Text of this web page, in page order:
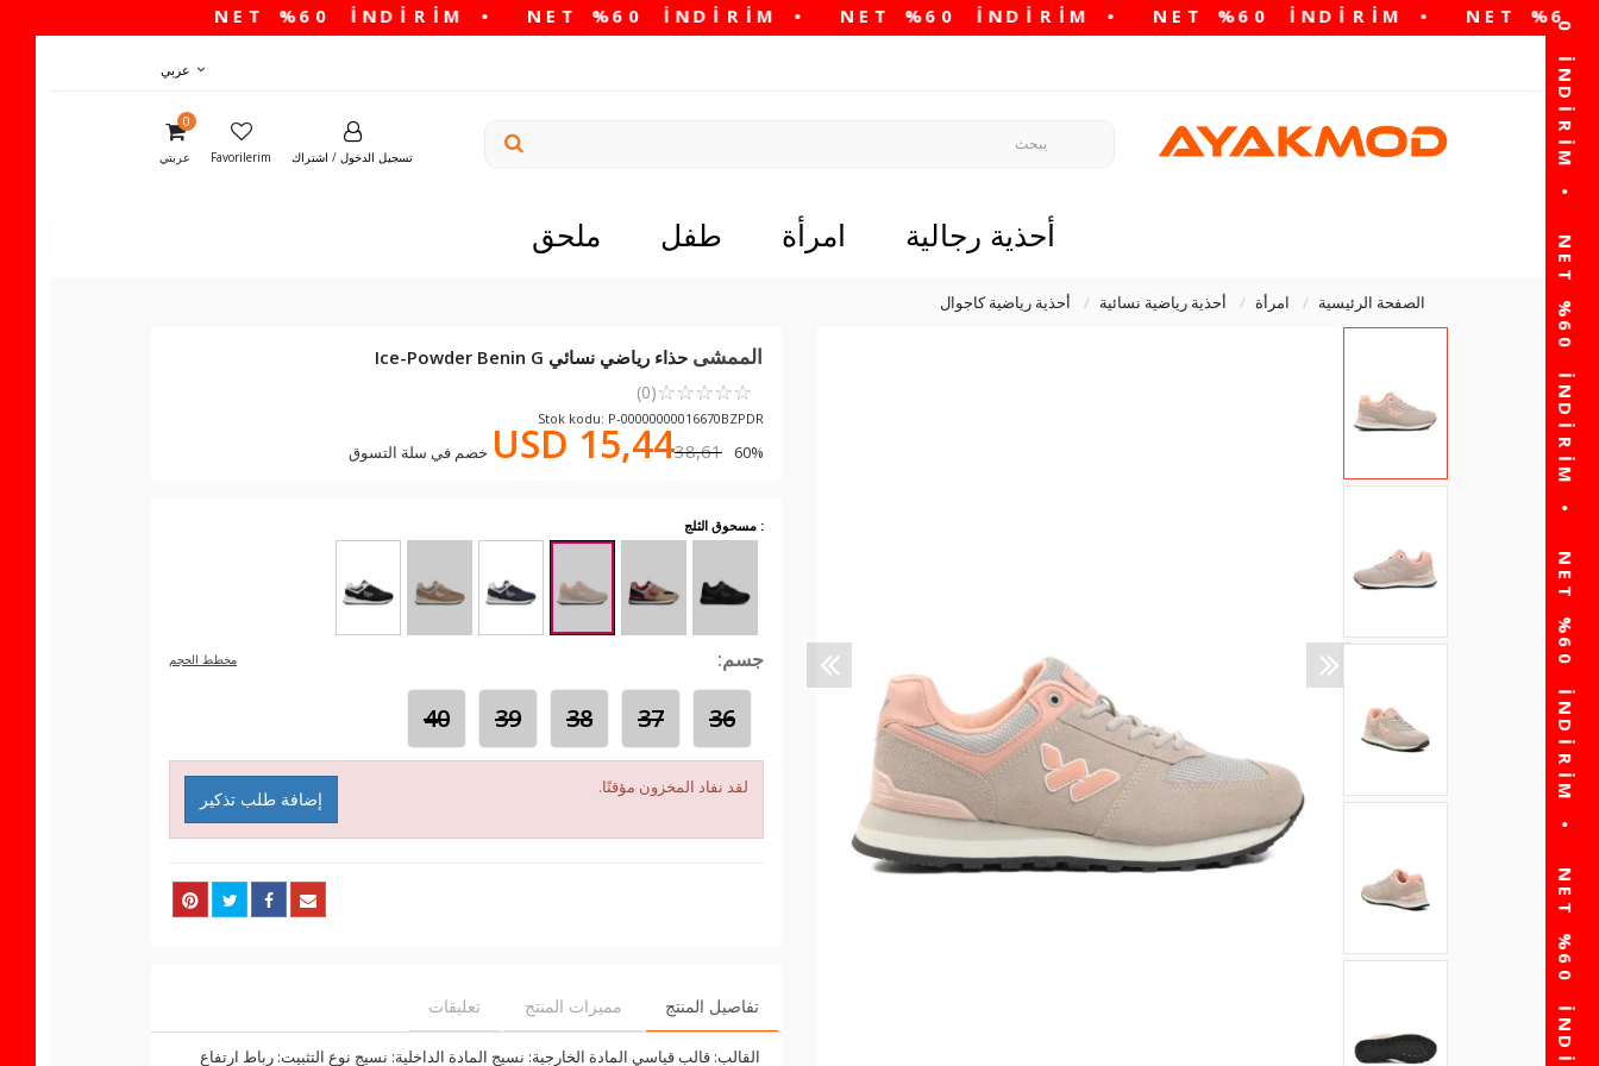
عربي
تسجيل الدخول / اشتراك Favorilerim
0
عربتي
أحذية رجالية امرأة طفل ملحق
الصفحة الرئيسية امرأة أحذية رياضية نسائية أحذية رياضية كاجوال
الممشى حذاء رياضي نسائي Ice-Powder Benin G
☆
☆
☆
☆
☆ ★
★
★
★
★
(0)
Stok kodu: P-00000000016670BZPDR
USD 15,4438,61 60% خصم في سلة التسوق
: مسحوق الثلج
جسم: مخطط الحجم
36
37
38
39
40
لقد نفاد المخزون مؤقتًا.
إضافة طلب تذكير
تفاصيل المنتج مميزات المنتج تعليقات
القالب: قالب قياسي المادة الخارجية: نسيج المادة الداخلية: نسيج نوع التثبيت: رباط ارتفاع